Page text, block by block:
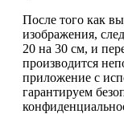
После того как
изображения,
20 на 30 см, и
производится
приложение с
гарантируем